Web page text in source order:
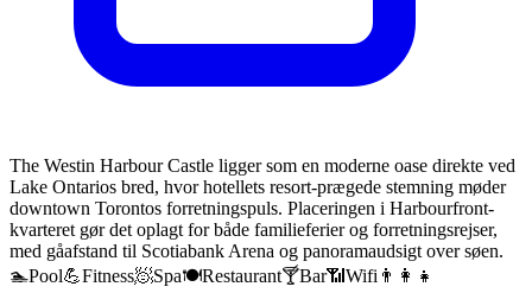
The Westin Harbour Castle ligger som en moderne oase direkte ved
Lake Ontarios bred, hvor hotellets resort-prægede stemning møder
downtown Torontos forretningspuls. Placeringen i Harbourfront-
kvarteret gør det oplagt for både familieferier og forretningsrejser,
med gåafstand til Scotiabank Arena og panoramaudsigt over søen.
🏊Pool💪Fitness🧖Spa🍽️Restaurant🍸Bar📶 Wifi 👨‍👩‍👧